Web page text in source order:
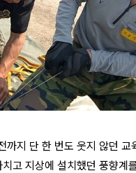
까지 단 한 번도 웃지 않던 교
고 지상에 설치했던 풍향계